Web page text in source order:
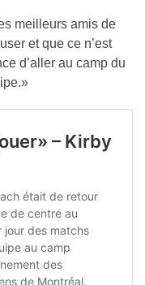
meilleurs amis de
et que ce n’est
d’aller au camp du